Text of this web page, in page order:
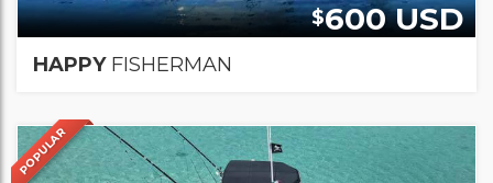
$600 USD
HAPPYFISHERMAN
POPULAR